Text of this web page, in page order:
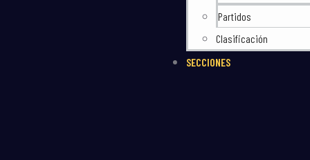
Partidos
Clasificación
SECCIONES